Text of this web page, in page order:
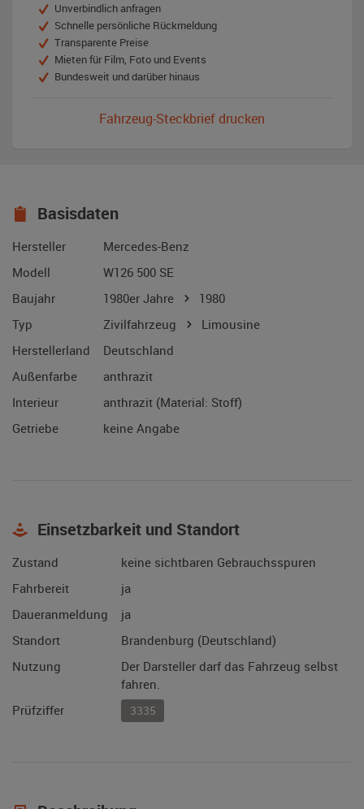
Unverbindlich anfragen
Schnelle persönliche Rückmeldung
Transparente Preise
Mieten für Film, Foto und Events
Bundesweit und darüber hinaus
Fahrzeug-Steckbrief drucken
Basisdaten
Hersteller
Mercedes-Benz
Modell
W126 500 SE
Baujahr
1980er Jahre
1980
Typ
Zivilfahrzeug
Limousine
Herstellerland
Deutschland
Außenfarbe
anthrazit
Interieur
anthrazit (Material: Stoff)
Getriebe
keine Angabe
Einsetzbarkeit und Standort
Zustand
keine sichtbaren Gebrauchsspuren
Fahrbereit
ja
Daueranmeldung
ja
Standort
Brandenburg (Deutschland)
Nutzung
Der Darsteller darf das Fahrzeug selbst
fahren.
Prüfziffer
3335